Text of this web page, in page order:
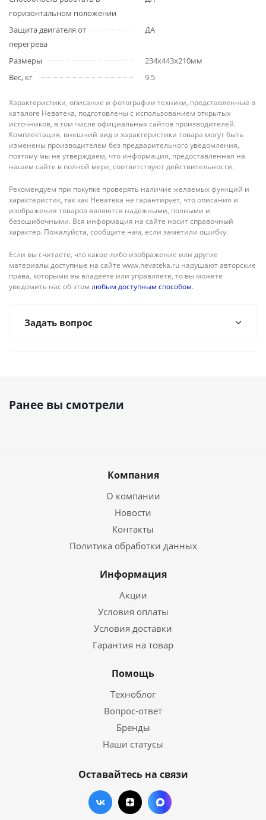
горизонтальном положении
Защита двигателя от
перегрева
ДА
Размеры
234x443x210мм
Вес, кг
9.5
Характеристики, описание и фотографии техники, представленные в
каталоге Неватека, подготовлены с использованием открытых
источников, в том числе официальных сайтов производителей.
Комплектация, внешний вид и характеристики товара могут быть
изменены производителем без предварительного уведомления,
поэтому мы не утверждаем, что информация, предоставленная на
нашем сайте в полной мере, соответствуют действительности.
Рекомендуем при покупке проверять наличие желаемых функций и
характеристик, так как Неватека не гарантирует, что описания и
изображения товаров являются надежными, полными и
безошибочными. Вся информация на сайте носит справочный
характер. Пожалуйста, сообщите нам, если заметили ошибку.
Если вы считаете, что какое-либо изображение или другие
материалы доступные на сайте www.nevateka.ru нарушают авторские
права, которыми вы владеете или управляете, то вы можете
уведомить нас об этом любым доступным способом.
Задать вопрос
Ранее вы смотрели
Компания
О компании
Новости
Контакты
Политика обработки данных
Информация
Акции
Условия оплаты
Условия доставки
Гарантия на товар
Помощь
Техноблог
Вопрос-ответ
Бренды
Наши статусы
Оставайтесь на связи